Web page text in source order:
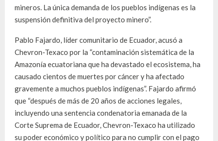
mineros. La única demanda de los pueblos indígenas es la
suspensión definitiva del proyecto minero”.
Pablo Fajardo, líder comunitario de Ecuador, acusó a
Chevron-Texaco por la “contaminación sistemática de la
Amazonía ecuatoriana que ha devastado el ecosistema, ha
causado cientos de muertes por cáncer y ha afectado
gravemente a muchos pueblos indígenas”. Fajardo afirmó
que “después de más de 20 años de acciones legales,
incluyendo una sentencia condenatoria emanada de la
Corte Suprema de Ecuador, Chevron-Texaco ha utilizado
su poder económico y político para no cumplir con el pago